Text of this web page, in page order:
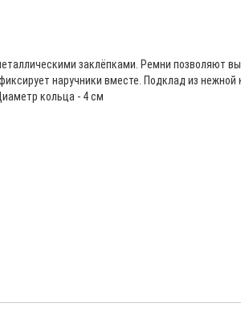
заклёпками. Ремни позволяют
наручники вместе. Подклад из
кольца - 4 см